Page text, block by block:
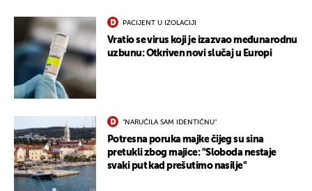
PACIJENT U IZOLACIJI
Vratio se virus koji je izazvao međunarodnu
uzbunu: Otkriven novi slučaj u Europi
"NARUČILA SAM IDENTIČNU"
Potresna poruka majke čijeg su sina
pretukli zbog majice: "Sloboda nestaje
svaki put kad prešutimo nasilje"